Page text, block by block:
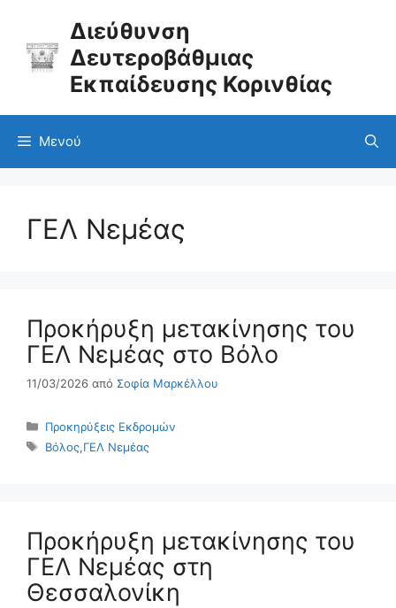
Διεύθυνση
Δευτεροβάθμιας
Εκπαίδευσης Κορινθίας
Μενού
ΓΕΛ Νεμέας
Προκήρυξη μετακίνησης του
ΓΕΛ Νεμέας στο Βόλο
11/03/2026 από Σοφία Μαρκέλλου
Κατηγορίες
Προκηρύξεις Εκδρομών
Ετικέτες
Βόλος,ΓΕΛ Νεμέας
Προκήρυξη μετακίνησης του
ΓΕΛ Νεμέας στη
Θεσσαλονίκη